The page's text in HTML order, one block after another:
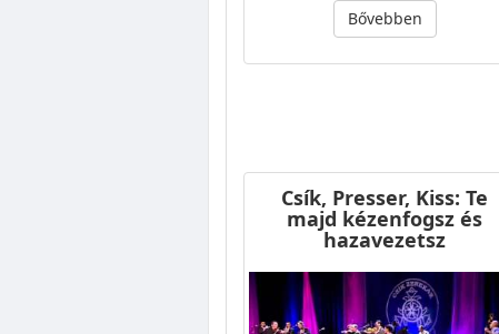
Bővebben
Csík, Presser, Kiss: Te
majd kézenfogsz és
hazavezetsz